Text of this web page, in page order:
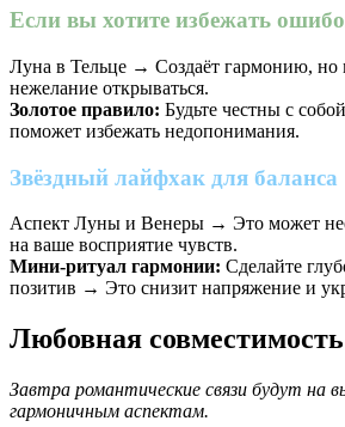
Если вы хотите избежать
Луна в Тельце → Создаёт гармонию, но
нежелание открываться.
Золотое правило: Будьте честны с
поможет избежать недопонимания.
Звёздный лайфхак для баланса
Аспект Луны и Венеры → Это может
на ваше восприятие чувств.
Мини-ритуал гармонии: Сделайте
позитив → Это снизит напряжение и
Любовная
Завтра романтические связи будут на
гармоничным аспектам.